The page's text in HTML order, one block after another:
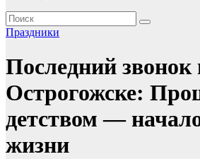
Праздники
Последний звонок
Острогожске:
детством —
жизни